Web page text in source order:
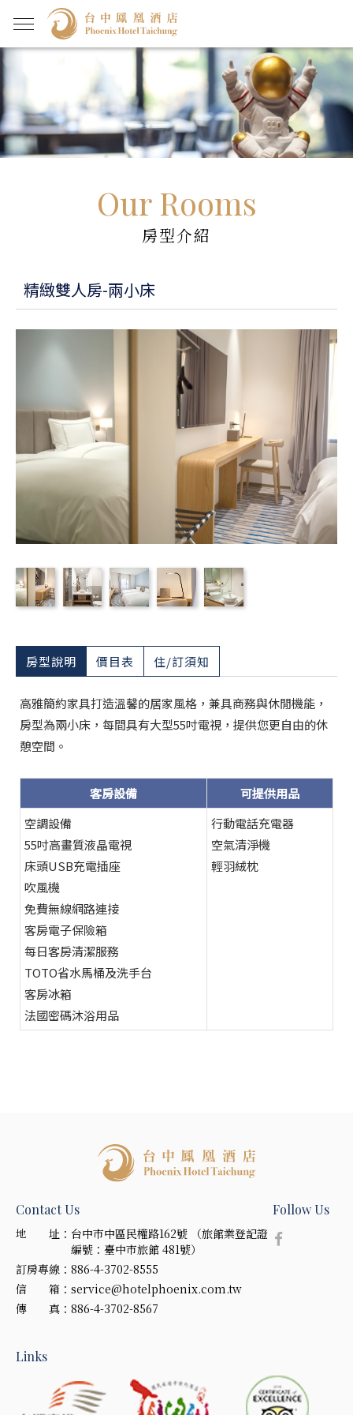
Our Rooms
房型介紹
精緻雙人房-兩小床
房型說明 價目表 住/訂須知
高雅簡約家具打造溫馨的居家風格，兼具商務與休閒機能，
房型為兩小床，每間具有大型55吋電視，提供您更自由的休
憩空間。
客房設備
可提供用品
空調設備
55吋高畫質液晶電視
床頭USB充電插座
吹風機
免費無線網路連接
客房電子保險箱
每日客房清潔服務
TOTO省水馬桶及洗手台
客房冰箱
法國密碼沐浴用品
行動電話充電器
空氣清淨機
輕羽絨枕
Contact Us
地 址： 台中市中區民權路162號 （旅館業登記證
編號：臺中市旅館 481號）
訂房專線： 886-4-3702-8555
信 箱： service@hotelphoenix.com.tw
傳 真： 886-4-3702-8567
Follow Us
Links